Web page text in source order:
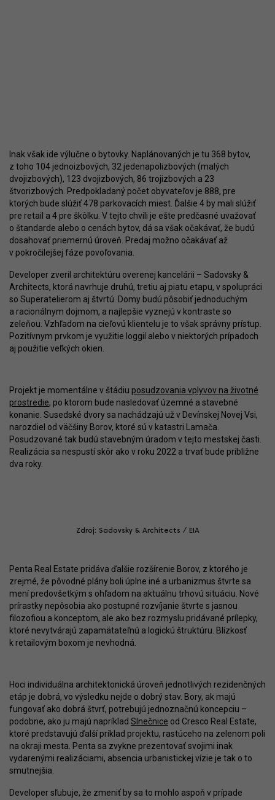
Inak však ide výlučne o bytovky. Naplánovaných je tu 368 bytov,
z toho 104 jednoizbových, 32 jedenapolizbových (malých
dvojizbových), 123 dvojizbových, 86 trojizbových a 23
štvorizbových. Predpokladaný počet obyvateľov je 888, pre
ktorých bude slúžiť 478 parkovacích miest. Ďalšie 4 by mali slúžiť
pre retail a 4 pre škôlku. V tejto chvíli je ešte predčasné uvažovať
o štandarde alebo o cenách bytov, dá sa však očakávať, že budú
dosahovať priemernú úroveň. Predaj možno očakávať až
v pokročilejšej fáze povoľovania.
Developer zveril architektúru overenej kancelárii – Sadovsky &
Architects, ktorá navrhuje druhú, tretiu aj piatu etapu, v spolupráci
so Superatelierom aj štvrtú. Domy budú pôsobiť jednoduchým
a racionálnym dojmom, a najlepšie vyznejú v kontraste so
zeleňou. Vzhľadom na cieľovú klientelu je to však správny prístup.
Pozitívnym prvkom je využitie loggií alebo v niektorých prípadoch
aj použitie veľkých okien.
Projekt je momentálne v štádiu posudzovania vplyvov na životné
prostredie, po ktorom bude nasledovať územné a stavebné
konanie. Susedské dvory sa nachádzajú už v Devínskej Novej Vsi,
narozdiel od väčšiny Borov, ktoré sú v katastri Lamača.
Posudzované tak budú stavebným úradom v tejto mestskej časti.
Realizácia sa nespustí skôr ako v roku 2022 a trvať bude približne
dva roky.
Zdroj: Sadovsky & Architects / EIA
Penta Real Estate pridáva ďalšie rozšírenie Borov, z ktorého je
zrejmé, že pôvodné plány boli úplne iné a urbanizmus štvrte sa
mení predovšetkým s ohľadom na aktuálnu trhovú situáciu. Nové
prírastky nepôsobia ako postupné rozvíjanie štvrte s jasnou
filozofiou a konceptom, ale ako bez rozmyslu pridávané prílepky,
ktoré nevytvárajú zapamätateľnú a logickú štruktúru. Blízkosť
k retailovým boxom je nevhodná.
Hoci individuálna architektonická úroveň jednotlivých rezidenčných
etáp je dobrá, vo výsledku nejde o dobrý stav. Bory, ak majú
fungovať ako dobrá štvrť, potrebujú jednoznačnú koncepciu –
podobne, ako ju majú napríklad Slnečnice od Cresco Real Estate,
ktoré predstavujú ďalší príklad projektu, rastúceho na zelenom poli
na okraji mesta. Penta sa zvykne prezentovať svojimi inak
vydarenými realizáciami, absencia urbanistickej vízie je tak o to
smutnejšia.
Developer sľubuje, že zmeniť by sa to mohlo aspoň v prípade